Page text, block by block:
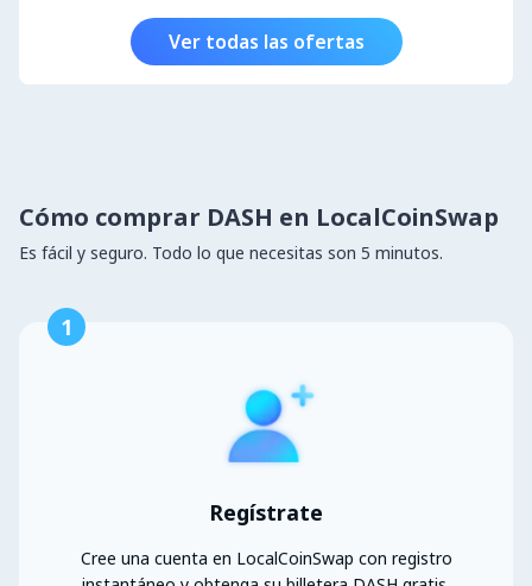
Ver todas las ofertas
Cómo comprar DASH en LocalCoinSwap
Es fácil y seguro. Todo lo que necesitas son 5 minutos.
1
Regístrate
Cree una cuenta en LocalCoinSwap con registro